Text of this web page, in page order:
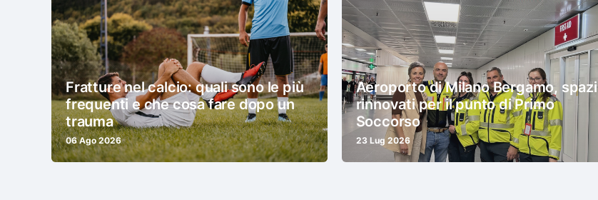
Fratture nel calcio: quali sono le più
frequenti e che cosa fare dopo un
trauma
06 Ago 2026
Aeroporto di Milano Bergamo, spazi
rinnovati per il punto di Primo
Soccorso
23 Lug 2026